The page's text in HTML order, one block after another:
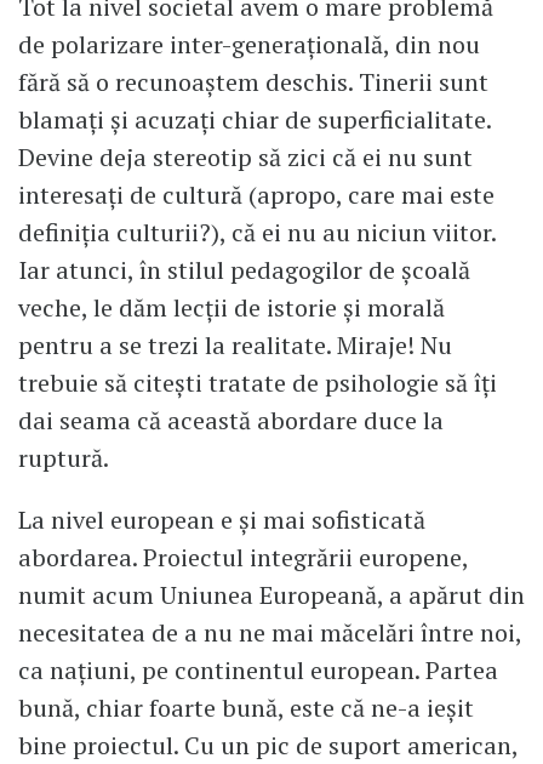
de polarizare inter-generațională, din nou
fără să o recunoaștem deschis. Tinerii sunt
blamați și acuzați chiar de superficialitate.
Devine deja stereotip să zici că ei nu sunt
interesați de cultură (apropo, care mai este
definiția culturii?), că ei nu au niciun viitor.
Iar atunci, în stilul pedagogilor de școală
veche, le dăm lecții de istorie şi morală
pentru a se trezi la realitate. Miraje! Nu
trebuie să citești tratate de psihologie să îți
dai seama că această abordare duce la
ruptură.
La nivel european e și mai sofisticată
abordarea. Proiectul integrării europene,
numit acum Uniunea Europeană, a apărut din
necesitatea de a nu ne mai măcelări între noi,
ca națiuni, pe continentul european. Partea
bună, chiar foarte bună, este că ne-a ieșit
bine proiectul. Cu un pic de suport american,